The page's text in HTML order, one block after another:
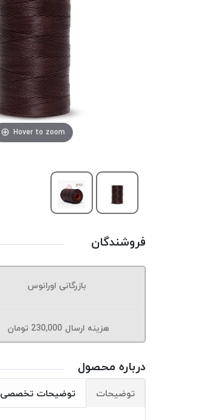
Hover to zoom
فروشندگان
بازرگانی اورانوس
هزینه ارسال 230,000 تومان
درباره محصول
توضیحات توضیحات تخصصی